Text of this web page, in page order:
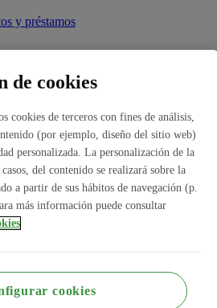
y préstamos
proveedor en la fecha
o esto es algo que tienes en mente,
servicio esencial
los pagos que hará tu empresa a los
recibir de forma anticipada el cobro
serie de ventajas que iremos
artículo, porque este es un servicio
de cookies
de terceros con fines de análisis,
(por ejemplo, diseño del sitio web)
personalizada. La personalización de la
del contenido se realizará sobre la
a partir de sus hábitos de navegación (p.
más información puede consultar
cookies